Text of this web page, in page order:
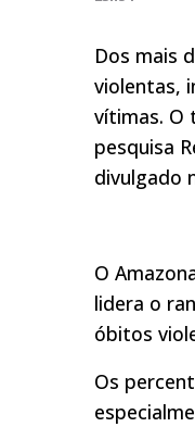
Dos mais
violentas,
vítimas. O
pesquisa
divulgado
O
lidera o
óbitos
Os